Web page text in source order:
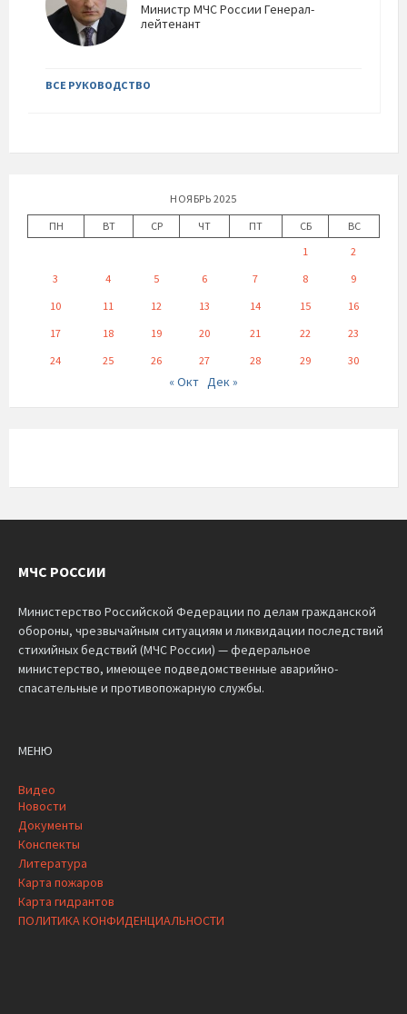
Министр МЧС России Генерал-
лейтенант
ВСЕ РУКОВОДСТВО
НОЯБРЬ 2025
ПН
ВТ СР ЧТ ПТ СБ
ВС
1
2
3
4 5 6 7 8
9
10
11 12 13 14 15
16
17
18 19 20 21 22
23
24
25 26 27 28 29 30
« Окт Дек »
МЧС РОССИИ
Министерство Российской Федерации по делам гражданской
обороны, чрезвычайным ситуациям и ликвидации последствий
стихийных бедствий (МЧС России) — федеральное
министерство, имеющее подведомственные аварийно-
спасательные и противопожарную службы.
МЕНЮ
Видео
Новости
Документы
Конспекты
Литература
Карта пожаров
Карта гидрантов
ПОЛИТИКА КОНФИДЕНЦИАЛЬНОСТИ